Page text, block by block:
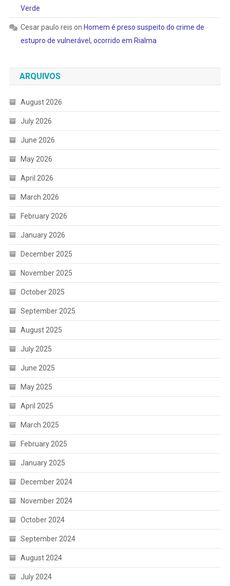
Verde
Cesar paulo reis on Homem é preso suspeito do crime de
estupro de vulnerável, ocorrido em Rialma
ARQUIVOS
August 2026
July 2026
June 2026
May 2026
April 2026
March 2026
February 2026
January 2026
December 2025
November 2025
October 2025
September 2025
August 2025
July 2025
June 2025
May 2025
April 2025
March 2025
February 2025
January 2025
December 2024
November 2024
October 2024
September 2024
August 2024
July 2024